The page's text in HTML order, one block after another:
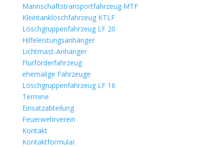
Mannschaftstransportfahrzeug MTF
Kleintanklöschfahrzeug KTLF
Löschgruppenfahrzeug LF 20
Hilfeleistungsanhänger
Lichtmast-Anhänger
Flurförderfahrzeug
ehemalige Fahrzeuge
Löschgruppenfahrzeug LF 16
Termine
Einsatzabteilung
Feuerwehrverein
Kontakt
Kontaktformular